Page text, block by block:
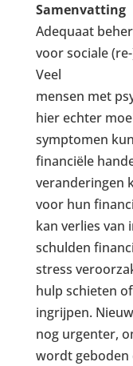
Samenvatting
Adequaat
voor sociale
Veel
mensen met
hier echter
symptomen
financiële
veranderingen
voor hun
kan verlies van
schulden
stress
hulp schieten
ingrijpen.
nog urgenter,
wordt geboden